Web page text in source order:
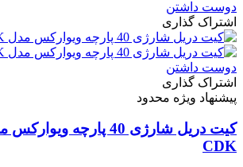
دوست داشتن
اشتراک گذاری
دوست داشتن
اشتراک گذاری
پیشنهاد ویژه محدود
CDK